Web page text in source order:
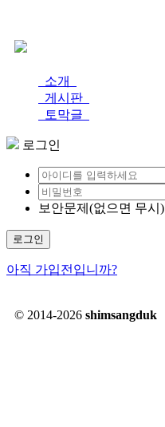
소개
게시판
토막글
로그인
보안문제(없으면 무시)
로그인
아직 가입전입니까?
© 2014-2026 shimsangduk